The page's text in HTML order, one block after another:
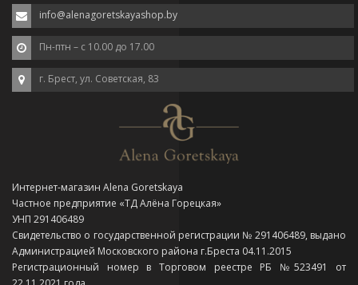
info@alenagoretskayashop.by
Пн-птн – с 10.00 до 17.00
г. Брест, ул. Советская, 83
Интернет-магазин Alena Goretskaya
Частное предприятие «ТД Алёна Горецкая»
УНП 291406489
Свидетельство о государственной регистрации № 291406489, выдано
Администрацией Московского района г.Бреста 04.11.2015
Регистрационный номер в Торговом реестре РБ №523491 от